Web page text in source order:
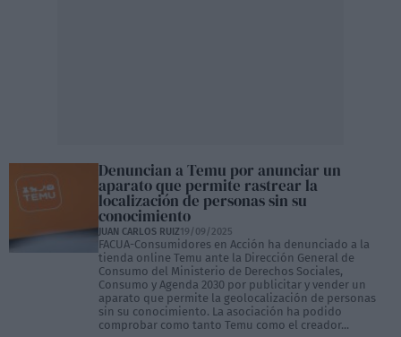
Denuncian a Temu por anunciar un
aparato que permite rastrear la
localización de personas sin su
conocimiento
JUAN CARLOS RUIZ19/09/2025
FACUA-Consumidores en Acción ha denunciado a la
tienda online Temu ante la Dirección General de
Consumo del Ministerio de Derechos Sociales,
Consumo y Agenda 2030 por publicitar y vender un
aparato que permite la geolocalización de personas
sin su conocimiento. La asociación ha podido
comprobar como tanto Temu como el creador...